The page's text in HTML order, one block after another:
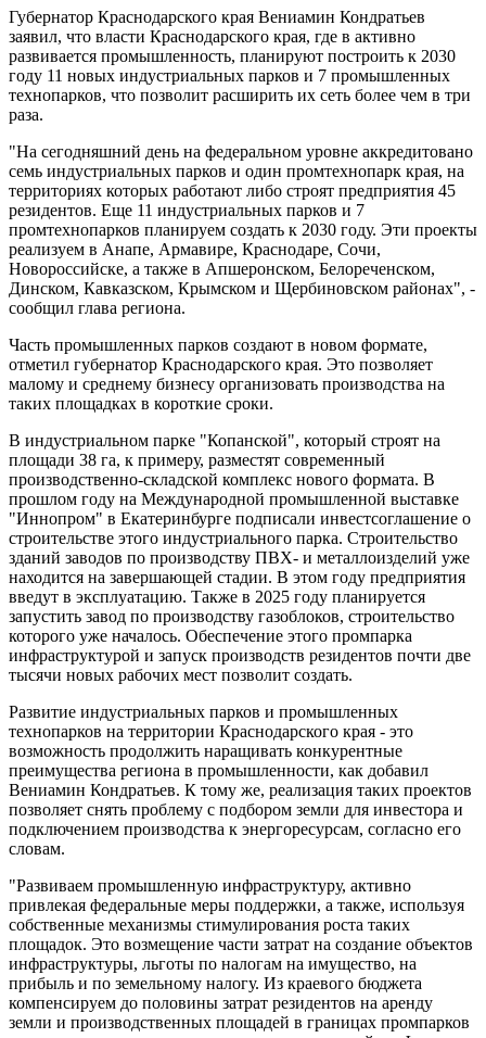
Губернатор Краснодарского края Вениамин Кондратьев
заявил, что власти Краснодарского края, где в активно
развивается промышленность, планируют построить к 2030
году 11 новых индустриальных парков и 7 промышленных
технопарков, что позволит расширить их сеть более чем в три
раза.
"На сегодняшний день на федеральном уровне аккредитовано
семь индустриальных парков и один промтехнопарк края, на
территориях которых работают либо строят предприятия 45
резидентов. Еще 11 индустриальных парков и 7
промтехнопарков планируем создать к 2030 году. Эти проекты
реализуем в Анапе, Армавире, Краснодаре, Сочи,
Новороссийске, а также в Апшеронском, Белореченском,
Динском, Кавказском, Крымском и Щербиновском районах", -
сообщил глава региона.
Часть промышленных парков создают в новом формате,
отметил губернатор Краснодарского края. Это позволяет
малому и среднему бизнесу организовать производства на
таких площадках в короткие сроки.
В индустриальном парке "Копанской", который строят на
площади 38 га, к примеру, разместят современный
производственно-складской комплекс нового формата. В
прошлом году на Международной промышленной выставке
"Иннопром" в Екатеринбурге подписали инвестсоглашение о
строительстве этого индустриального парка. Строительство
зданий заводов по производству ПВХ- и металлоизделий уже
находится на завершающей стадии. В этом году предприятия
введут в эксплуатацию. Также в 2025 году планируется
запустить завод по производству газоблоков, строительство
которого уже началось. Обеспечение этого промпарка
инфраструктурой и запуск производств резидентов почти две
тысячи новых рабочих мест позволит создать.
Развитие индустриальных парков и промышленных
технопарков на территории Краснодарского края - это
возможность продолжить наращивать конкурентные
преимущества региона в промышленности, как добавил
Вениамин Кондратьев. К тому же, реализация таких проектов
позволяет снять проблему с подбором земли для инвестора и
подключением производства к энергоресурсам, согласно его
словам.
"Развиваем промышленную инфраструктуру, активно
привлекая федеральные меры поддержки, а также, используя
собственные механизмы стимулирования роста таких
площадок. Это возмещение части затрат на создание объектов
инфраструктуры, льготы по налогам на имущество, на
прибыль и по земельному налогу. Из краевого бюджета
компенсируем до половины затрат резидентов на аренду
земли и производственных площадей в границах промпарков